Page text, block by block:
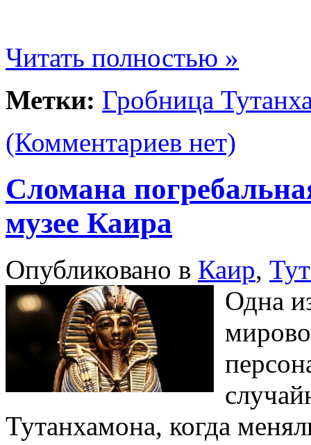
Читать полностью »
Метки: Гробница
(Комментариев нет)
Сломана
музее Каира
Опубликовано в Каир,
Одна
Тутанхамона, когда